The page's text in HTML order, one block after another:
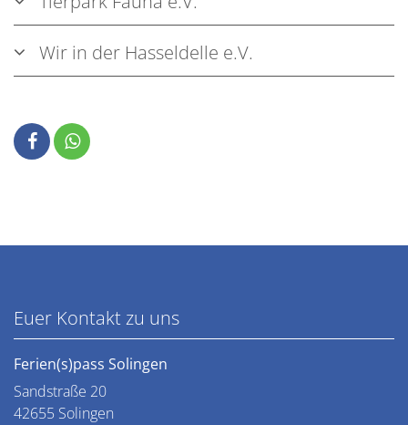
Wir in der Hasseldelle e.V.
Euer Kontakt zu uns
Ferien(s)pass Solingen
Sandstraße 20
42655 Solingen